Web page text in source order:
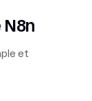
N8n
et